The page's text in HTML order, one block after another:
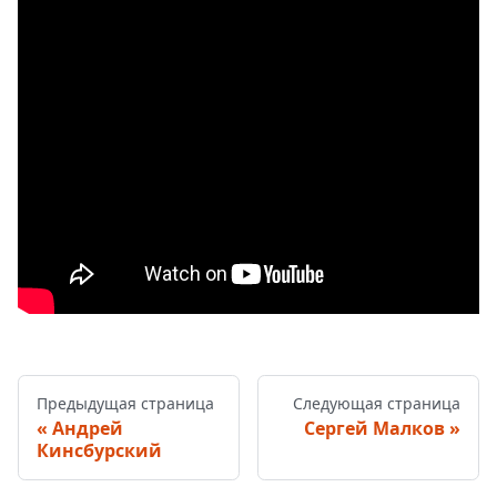
Предыдущая страница
Андрей
Кинсбурский
Следующая страница
Сергей Малков